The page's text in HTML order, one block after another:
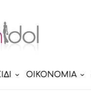
ΟΙΚΟΝΟΜΙΑ